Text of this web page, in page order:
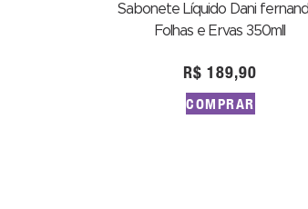
Sabonete Líquido Dani
Folhas e Ervas 350mll
R$ 189,90
COMPRAR